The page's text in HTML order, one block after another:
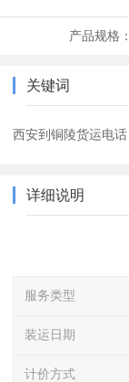
产品规格：
关键词
西安到铜陵货运电话
详细说明
服务类型
装运日期
计价方式